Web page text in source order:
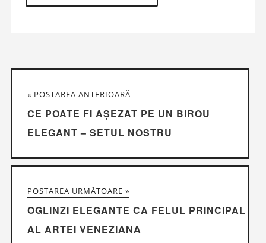
« POSTAREA ANTERIOARĂ
CE POATE FI AȘEZAT PE UN BIROU
ELEGANT – SETUL NOSTRU
POSTAREA URMĂTOARE »
OGLINZI ELEGANTE CA FELUL PRINCIPAL
AL ARTEI VENEZIANA